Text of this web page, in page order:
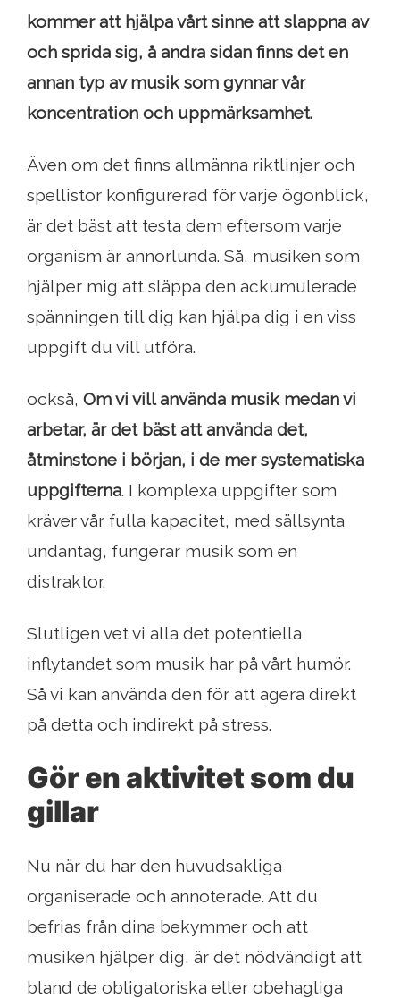
kommer att hjälpa vårt sinne att slappna av
och sprida sig, å andra sidan finns det en
annan typ av musik som gynnar vår
koncentration och uppmärksamhet.
Även om det finns allmänna riktlinjer och
spellistor konfigurerad för varje ögonblick,
är det bäst att testa dem eftersom varje
organism är annorlunda. Så, musiken som
hjälper mig att släppa den ackumulerade
spänningen till dig kan hjälpa dig i en viss
uppgift du vill utföra.
också, Om vi ​​vill använda musik medan vi
arbetar, är det bäst att använda det,
åtminstone i början, i de mer systematiska
uppgifterna. I komplexa uppgifter som
kräver vår fulla kapacitet, med sällsynta
undantag, fungerar musik som en
distraktor.
Slutligen vet vi alla det potentiella
inflytandet som musik har på vårt humör.
Så vi kan använda den för att agera direkt
på detta och indirekt på stress.
Gör en aktivitet som du
gillar
Nu när du har den huvudsakliga
organiserade och annoterade. Att du
befrias från dina bekymmer och att
musiken hjälper dig, är det nödvändigt att
bland de obligatoriska eller obehagliga